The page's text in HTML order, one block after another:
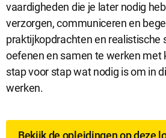
Noodzakelijke cookies
Noodzakelijke cookies zijn noodzakelijk
werken.
Functionele cookies
functioneert.
vaardigheden die je later nodig
verzorgen, communiceren en
praktijkopdrachten en realistische
oefenen en samen te werken met
stap voor stap wat nodig is om in
werken.
Bekijk de opleidingen op deze